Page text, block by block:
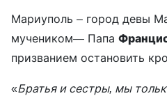
Мариуполь – город девы
мучеником— Папа
призванием остановить
«Братья и сестры, мы